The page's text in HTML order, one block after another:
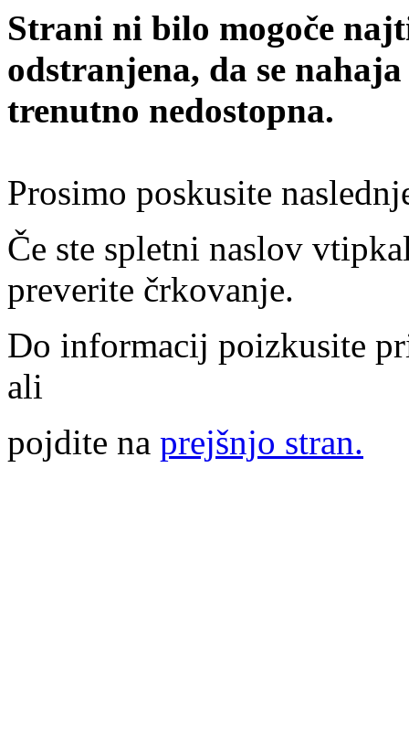
Strani ni bilo mogoče
odstranjena, da se
trenutno nedostopna.
Prosimo poskusite
Če ste spletni naslov
preverite črkovanje.
Do informacij poizkusite
ali
pojdite na prejšnjo stran.